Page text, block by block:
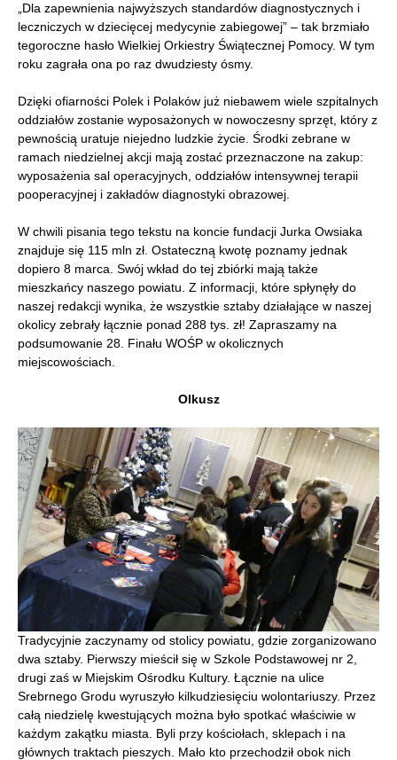
„Dla zapewnienia najwyższych standardów diagnostycznych i
leczniczych w dziecięcej medycynie zabiegowej” – tak brzmiało
tegoroczne hasło Wielkiej Orkiestry Świątecznej Pomocy. W tym
roku zagrała ona po raz dwudziesty ósmy.
Dzięki ofiarności Polek i Polaków już niebawem wiele szpitalnych
oddziałów zostanie wyposażonych w nowoczesny sprzęt, który z
pewnością uratuje niejedno ludzkie życie. Środki zebrane w
ramach niedzielnej akcji mają zostać przeznaczone na zakup:
wyposażenia sal operacyjnych, oddziałów intensywnej terapii
pooperacyjnej i zakładów diagnostyki obrazowej.
W chwili pisania tego tekstu na koncie fundacji Jurka Owsiaka
znajduje się 115 mln zł. Ostateczną kwotę poznamy jednak
dopiero 8 marca. Swój wkład do tej zbiórki mają także
mieszkańcy naszego powiatu. Z informacji, które spłynęły do
naszej redakcji wynika, że wszystkie sztaby działające w naszej
okolicy zebrały łącznie ponad 288 tys. zł! Zapraszamy na
podsumowanie 28. Finału WOŚP w okolicznych
miejscowościach.
Olkusz
Tradycyjnie zaczynamy od stolicy powiatu, gdzie zorganizowano
dwa sztaby. Pierwszy mieścił się w Szkole Podstawowej nr 2,
drugi zaś w Miejskim Ośrodku Kultury. Łącznie na ulice
Srebrnego Grodu wyruszyło kilkudziesięciu wolontariuszy. Przez
całą niedzielę kwestujących można było spotkać właściwie w
każdym zakątku miasta. Byli przy kościołach, sklepach i na
głównych traktach pieszych. Mało kto przechodził obok nich